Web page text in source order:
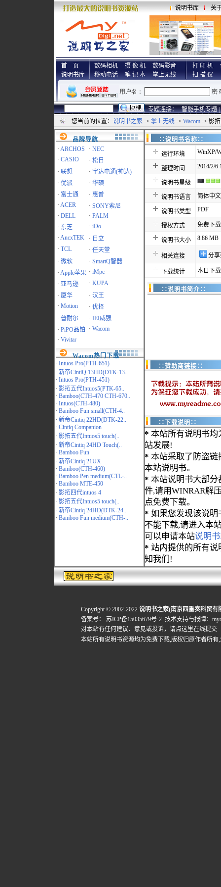
说明书库 关
首 页
说明书库
数码相机 摄 像 机
数码影音
移动电话
笔 记 本 掌上无线
打 印 机
扫 描 仪
专题连接： 智能手机专题 |
您当前的位置： 说明书之家 -> 掌上无线 -> Wacom -> 影
品牌导航
· ARCHOS · NEC
· CASIO · 松日
· 联想 · 宇达电通(神达)
· 优派 · 华硕
· 富士通 · 惠普
· ACER · SONY索尼
· DELL · PALM
· 东芝 · iDo
· AncxTEK · 日立
· TCL · 任天堂
· 微软 · SmartQ智器
· Apple苹果 · iMpc
· 亚马逊 · KUPA
· 厦华 · 汉王
· Motion · 优择
· 普耐尔 · IEI威强
· PiPO品铂 · Wacom
· Vivitar
Wacom热门下载
· Intuos Pro(PTH-651)
· 新帝CintiQ 13HD(DTK-13..
· Intuos Pro(PTH-451)
· 影拓五代Intuos5(PTK-65..
· Bamboo(CTH-470 CTH-670..
· Intuos(CTH-480)
· Bamboo Fun small(CTH-4..
· 新帝Cintiq 22HD(DTK-22..
· Cintiq Companion
· 影拓五代Intuos5 touch(..
· 新帝Cintiq 24HD Touch(..
· Bamboo Fun
· 新帝Cintiq 21UX
· Bamboo(CTH-460)
· Bamboo Pen medium(CTL-..
· Bamboo MTE-450
· 影拓四代intuos 4
· 影拓五代Intuos5 touch(..
· 新帝Cintiq 24HD(DTK-24..
· Bamboo Fun medium(CTH-..
∷说明书名
运行环境 WinXP/
整理时间 2014/2/6
说明书星级
说明书语言 简体中文
说明书类型 PDF
授权方式 免费下载
说明书大小 8.86 MB
相关连接 分
下载统计 本日下
∷说明书简介∷
∷赞助商链接∷
∷下载说明∷
* 本站所有说明书均
站发展!
* 本站采取了防盗链
本站说明书。
* 本站说明书大部分
件,请用WINRAR解
点免费下载。
* 如果您发现该说明
不能下载,请进入本
可以申请本站说明
* 站内提供的所有
知我们!
Copyright © 2002-2022 说明书之家(南京四重奏科贸有
备案号：
苏ICP备15035679号-2 技术支持与报障：
对本站有任何建议、意见或投诉， 请点这里在线提交
本站所有说明书资源均为免费下载,版权归原作者所